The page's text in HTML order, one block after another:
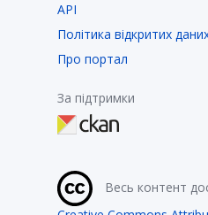
API
Політика відкритих
Про портал
За підтримки
Весь контент